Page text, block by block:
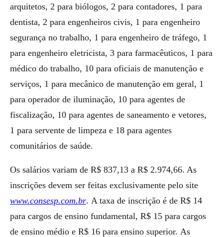
arquitetos, 2 para biólogos, 2 para contadores, 1 para
dentista, 2 para engenheiros civis, 1 para engenheiro
segurança no trabalho, 1 para engenheiro de tráfego, 1
para engenheiro eletricista, 3 para farmacêuticos, 1 para
médico do trabalho, 10 para oficiais de manutenção e
serviços, 1 para mecânico de manutenção em geral, 1
para operador de iluminação, 10 para agentes de
fiscalização, 10 para agentes de saneamento e vetores,
1 para servente de limpeza e 18 para agentes
comunitários de saúde.
Os salários variam de R$ 837,13 a R$ 2.974,66. As
inscrições devem ser feitas exclusivamente pelo site
www.consesp.com.br. A taxa de inscrição é de R$ 14
para cargos de ensino fundamental, R$ 15 para cargos
de ensino médio e R$ 16 para ensino superior. As